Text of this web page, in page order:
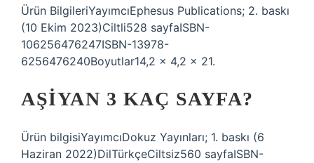
Ürün BilgileriYayımcı‎Ephesus Publications; 2. baskı
(10 Ekim 2023)Ciltli‎528 sayfaISBN-
10‎6256476247ISBN-13‎978-
6256476240Boyutlar‎14,2 x 4,2 x 21.
AŞIYAN 3 KAÇ SAYFA?
Ürün bilgisiYayımcı‎Dokuz Yayınları; 1. baskı (6
Haziran 2022)Dil‎TürkçeCiltsiz‎560 sayfaISBN-